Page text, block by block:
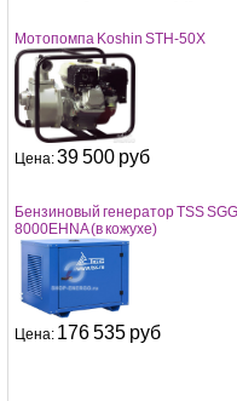
Мотопомпа Koshin SТH-50X
Цена:39 500 руб
Бензиновый генератор TSS SGG
8000EHNA (в кожухе)
Цена: 176 535 руб